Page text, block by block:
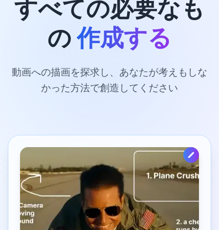
すべての必要なも
の 作成する
動画への描画を探求し、あなたが考えもしな
かった方法で創造してください